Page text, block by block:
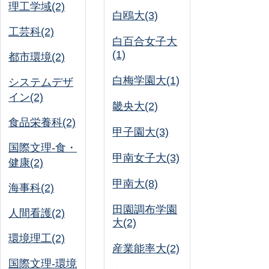
理工学域(2)
工芸科(2)
都市環境(2)
システムデザ
イン(2)
食品栄養科(2)
国際文理-食・
健康(2)
海事科(2)
人間看護(2)
環境理工(2)
国際文理-環境
白鴎大(3)
白百合女子大
(1)
白梅学園大(1)
畿央大(2)
甲子園大(3)
甲南女子大(3)
甲南大(8)
田園調布学園
大(2)
産業能率大(2)